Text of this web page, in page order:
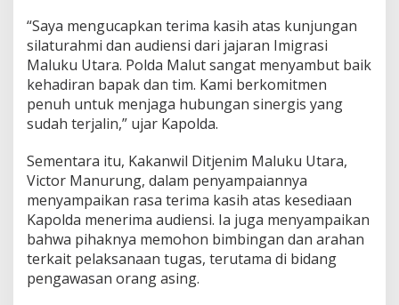
e
n
s
K
a
n
w
l
I
m
g
r
a
s
“Saya mengucapkan terima kasih atas kunjungan
silaturahmi dan audiensi dari jajaran Imigrasi
Maluku Utara. Polda Malut sangat menyambut baik
kehadiran bapak dan tim. Kami berkomitmen
penuh untuk menjaga hubungan sinergis yang
sudah terjalin,” ujar Kapolda.
Sementara itu, Kakanwil Ditjenim Maluku Utara,
Victor Manurung, dalam penyampaiannya
menyampaikan rasa terima kasih atas kesediaan
Kapolda menerima audiensi. Ia juga menyampaikan
bahwa pihaknya memohon bimbingan dan arahan
terkait pelaksanaan tugas, terutama di bidang
pengawasan orang asing.